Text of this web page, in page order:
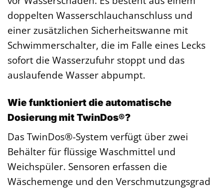
doppelten Wasserschlauchanschluss und
einer zusätzlichen Sicherheitswanne mit
Schwimmerschalter, die im Falle eines Lecks
sofort die Wasserzufuhr stoppt und das
auslaufende Wasser abpumpt.
Wie funktioniert die automatische
Dosierung mit TwinDos®?
Das TwinDos®-System verfügt über zwei
Behälter für flüssige Waschmittel und
Weichspüler. Sensoren erfassen die
Wäschemenge und den Verschmutzungsgrad